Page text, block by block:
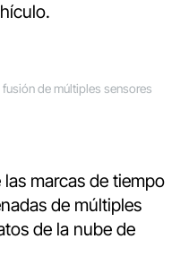
de múltiples sensores
marcas de tiempo
de múltiples
de la nube de